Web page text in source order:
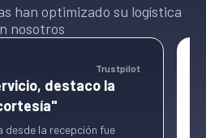
han optimizado su logística
nosotros
Trustpilot
destaco la
desde la recepción fue